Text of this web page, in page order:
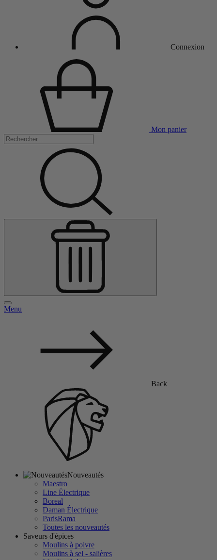
Connexion
Mon panier
Menu
Back
Nouveautés
Maestro
Line Électrique
Boreal
Daman Électrique
ParisRama
Toutes les nouveautés
Saveurs d'épices
Moulins à poivre
Moulins à sel - salières